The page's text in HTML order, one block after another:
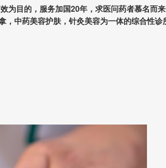
为目的，服务加国20年，求医问药者慕名而
，中药美容护肤，针灸美容为一体的综合性诊